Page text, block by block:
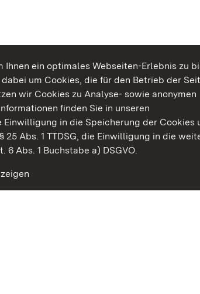
Ihnen ein optimales Webseiten-Erlebnis zu
um Cookies, die für den Betrieb der
wir Cookies zu Analyse- sowie anonymen
finden Sie in unseren
Einwilligung in die Speicherung der Cookies
Abs. 1 TTDSG, die Einwilligung in die
Abs. 1 Buchstabe a) DSGVO.